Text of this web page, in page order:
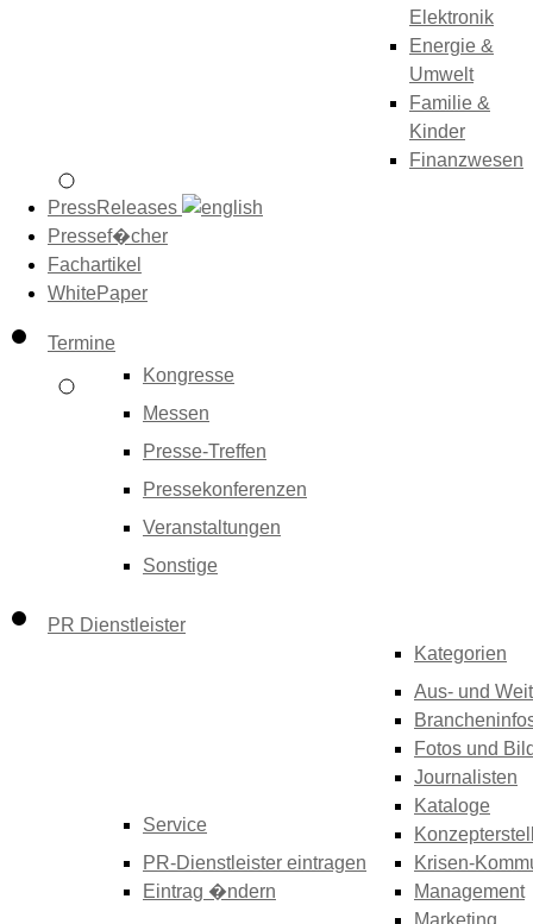
Elektronik
Energie &
Umwelt
Familie &
Kinder
Finanzwesen
PressReleases
Pressef�cher
Fachartikel
WhitePaper
Termine
Kongresse
Messen
Presse-Treffen
Pressekonferenzen
Veranstaltungen
Sonstige
PR Dienstleister
Service
PR-Dienstleister eintragen
Eintrag �ndern
Kategorien
Aus- und
Fotos und
Journalisten
Kataloge
Krisen-
Management
Marketing